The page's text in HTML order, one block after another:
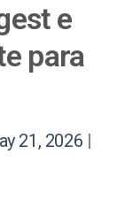
e
para
21, 2026 |